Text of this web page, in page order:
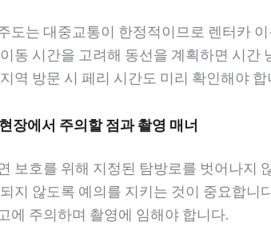
도는 대중교통이 한정적이므로 렌터카
동 시간을 고려해 동선을 계획하면 시간
역 방문 시 페리 시간도 미리 확인해야 합
장에서 주의할 점과 촬영 매너
보호를 위해 지정된 탐방로를 벗어나지
지 않도록 예의를 지키는 것이 중요합니
에 주의하며 촬영에 임해야 합니다.